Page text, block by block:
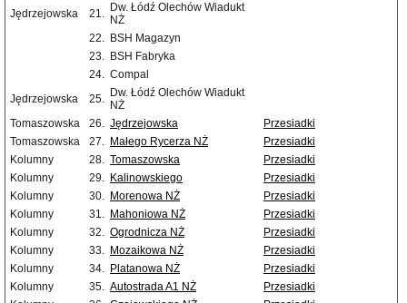
Jędrzejowska
21. Dw. Łódź Olechów Wiadukt
NŻ
22. BSH Magazyn
23. BSH Fabryka
24. Compal
Jędrzejowska
25. Dw. Łódź Olechów Wiadukt
NŻ
Tomaszowska
26. Jędrzejowska
Przesiadki
Tomaszowska
27. Małego Rycerza NŻ
Przesiadki
Kolumny
28. Tomaszowska
Przesiadki
Kolumny
29. Kalinowskiego
Przesiadki
Kolumny
30. Morenowa NŻ
Przesiadki
Kolumny
31. Mahoniowa NŻ
Przesiadki
Kolumny
32. Ogrodnicza NŻ
Przesiadki
Kolumny
33. Mozaikowa NŻ
Przesiadki
Kolumny
34. Platanowa NŻ
Przesiadki
Kolumny
35. Autostrada A1 NŻ
Przesiadki